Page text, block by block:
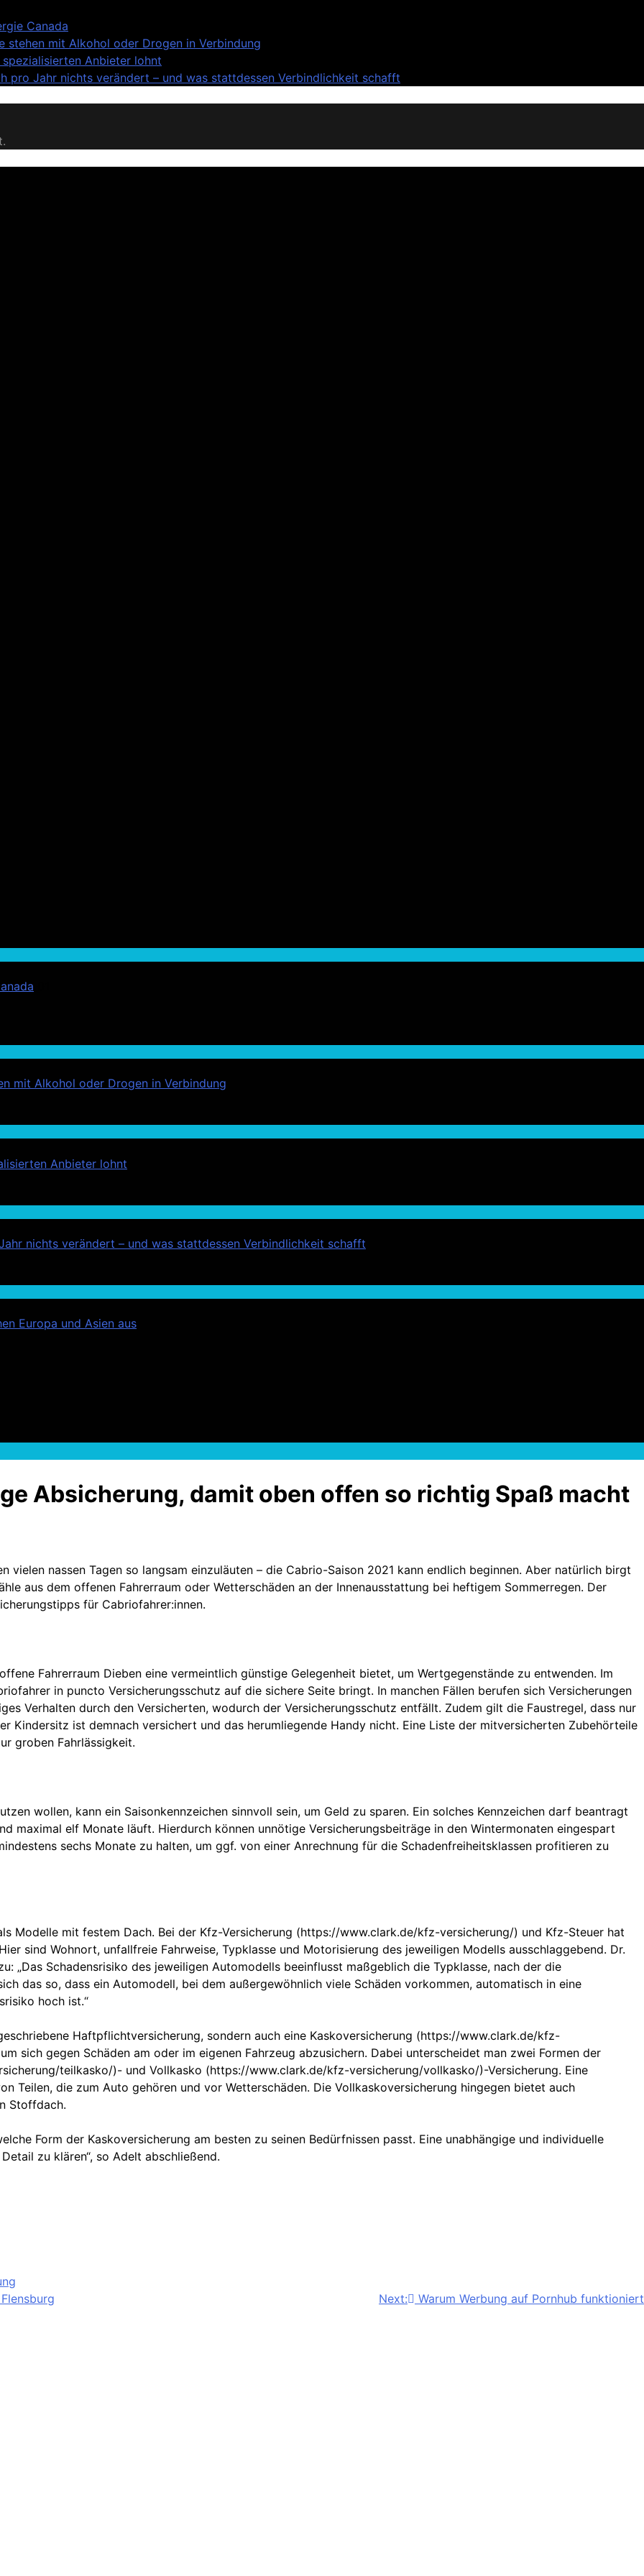
Canada
stehen mit Alkohol oder Drogen in Verbindung
Anbieter lohnt
pro Jahr nichts verändert – und was stattdessen Verbindlichkeit schafft
mit Alkohol oder Drogen in Verbindung
Anbieter lohnt
nichts verändert – und was stattdessen Verbindlichkeit schafft
Europa und Asien aus
Absicherung, damit oben offen so richtig Spaß macht
vielen nassen Tagen so langsam einzuläuten – die Cabrio-Saison 2021 kann endlich beginnen. Aber natürlich birgt
aus dem offenen Fahrerraum oder Wetterschäden an der Innenausstattung bei heftigem Sommerregen. Der
für Cabriofahrer:innen.
Fahrerraum Dieben eine vermeintlich günstige Gelegenheit bietet, um Wertgegenstände zu entwenden. Im
in puncto Versicherungsschutz auf die sichere Seite bringt. In manchen Fällen berufen sich Versicherungen
Verhalten durch den Versicherten, wodurch der Versicherungsschutz entfällt. Zudem gilt die Faustregel, dass nur
Kindersitz ist demnach versichert und das herumliegende Handy nicht. Eine Liste der mitversicherten Zubehörteile
groben Fahrlässigkeit.
wollen, kann ein Saisonkennzeichen sinnvoll sein, um Geld zu sparen. Ein solches Kennzeichen darf beantragt
maximal elf Monate läuft. Hierdurch können unnötige Versicherungsbeiträge in den Wintermonaten eingespart
sechs Monate zu halten, um ggf. von einer Anrechnung für die Schadenfreiheitsklassen profitieren zu
Modelle mit festem Dach. Bei der Kfz-Versicherung (https://www.clark.de/kfz-versicherung/) und Kfz-Steuer hat
sind Wohnort, unfallfreie Fahrweise, Typklasse und Motorisierung des jeweiligen Modells ausschlaggebend. Dr.
„Das Schadensrisiko des jeweiligen Automodells beeinflusst maßgeblich die Typklasse, nach der die
das so, dass ein Automodell, bei dem außergewöhnlich viele Schäden vorkommen, automatisch in eine
hoch ist.“
Haftpflichtversicherung, sondern auch eine Kaskoversicherung (https://www.clark.de/kfz-
sich gegen Schäden am oder im eigenen Fahrzeug abzusichern. Dabei unterscheidet man zwei Formen der
teilkasko/)- und Vollkasko (https://www.clark.de/kfz-versicherung/vollkasko/)-Versicherung. Eine
Teilen, die zum Auto gehören und vor Wetterschäden. Die Vollkaskoversicherung hingegen bietet auch
Stoffdach.
Form der Kaskoversicherung am besten zu seinen Bedürfnissen passt. Eine unabhängige und individuelle
zu klären“, so Adelt abschließend.
Next: Warum Werbung auf Pornhub funktioniert